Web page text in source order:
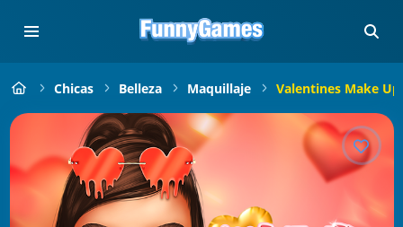
Chicas Belleza Maquillaje Valentines Make Up